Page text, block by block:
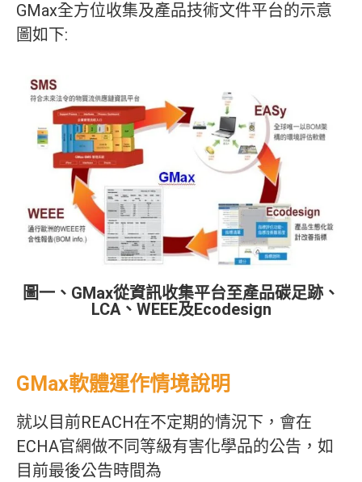
GMax全方位收集及產品技術文件平台的示意
圖如下:
圖一、GMax從資訊收集平台至產品碳足跡、
LCA、WEEE及Ecodesign
GMax軟體運作情境說明
就以目前REACH在不定期的情況下，會在
ECHA官網做不同等級有害化學品的公告，如
目前最後公告時間為